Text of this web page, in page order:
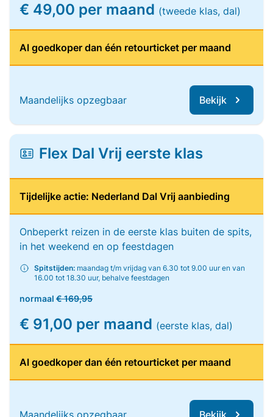
€ 49,00 per maand (tweede klas, dal)
Al goedkoper dan één retourticket per maand
Maandelijks opzegbaar Bekijk
Flex Dal Vrij eerste klas
Tijdelijke actie: Nederland Dal Vrij aanbieding
Onbeperkt reizen in de eerste klas buiten de spits,
in het weekend en op feestdagen
Spitstijden: maandag t/m vrijdag van 6.30 tot 9.00 uur en van
16.00 tot 18.30 uur, behalve feestdagen
normaal € 169,95
€ 91,00 per maand (eerste klas, dal)
Al goedkoper dan één retourticket per maand
Maandelijks opzegbaar Bekijk